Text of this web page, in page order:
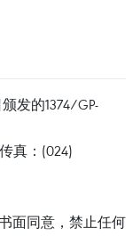
发的1374/GP-
真：(024)
面同意，禁止任何